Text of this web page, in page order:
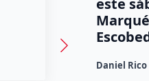
este
Daniel Rico